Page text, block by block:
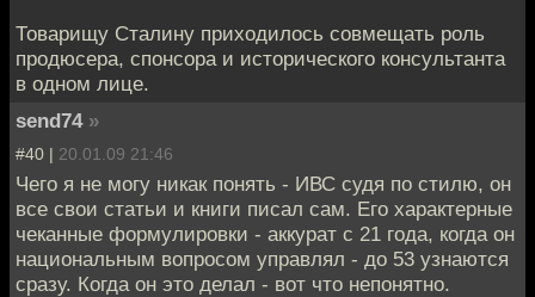
Товарищу Сталину приходилось совмещать роль
продюсера, спонсора и исторического консультанта
в одном лице.
send74 »
#40 | 20.01.09 21:46
Чего я не могу никак понять - ИВС судя по стилю, он
все свои статьи и книги писал сам. Его характерные
чеканные формулировки - аккурат с 21 года, когда он
национальным вопросом управлял - до 53 узнаются
сразу. Когда он это делал - вот что непонятно.